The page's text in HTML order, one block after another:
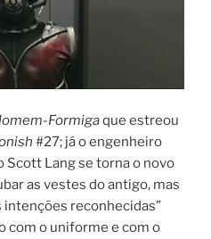
Formigaque estreou
#27; já o engenheiro
Lang se torna o novo
as vestes do antigo, mas
intenções reconhecidas”
com o uniforme e com o